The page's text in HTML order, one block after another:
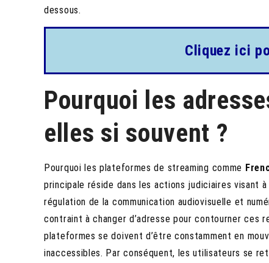
dessous.
Cliquez ici
Pourquoi les
elles si souvent ?
Pourquoi les plateformes de streaming comme
principale réside dans les actions judiciaires visant
régulation de la communication audiovisuelle et
contraint à changer d’adresse pour contourner ces
plateformes se doivent d’être constamment en
inaccessibles. Par conséquent, les utilisateurs se